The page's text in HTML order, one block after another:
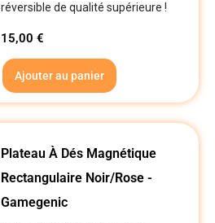
réversible de qualité supérieure !
15,00€
Ajouter au panier
Plateau À Dés Magnétique
Rectangulaire Noir/Rose -
Gamegenic